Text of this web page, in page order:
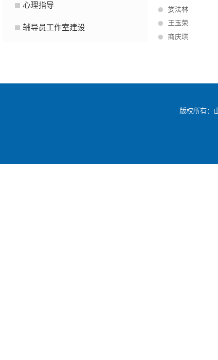
心理指导
辅导员工作室建设
娄法林
王玉荣
商庆琪
版权所有：